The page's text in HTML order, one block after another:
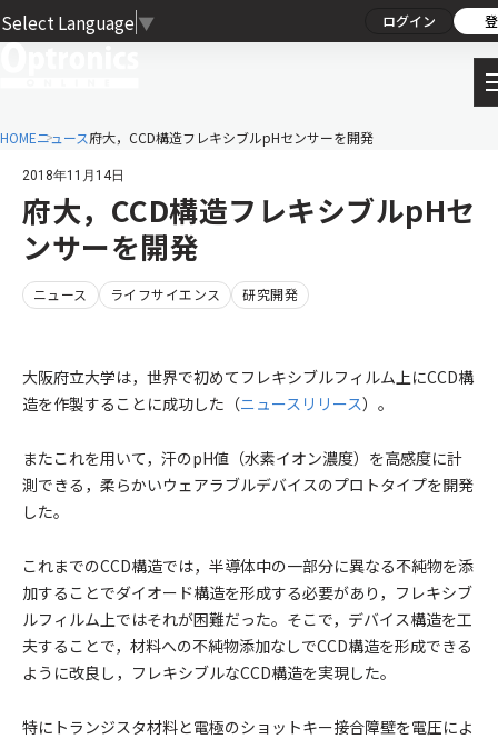
Select Language ▼ ログイン
HOMEニュース府大，CCD構造フレキシブルpHセンサーを開発
2018年11月14日
府大，CCD構造フレキシブルpHセ
ンサーを開発
ニュース ライフサイエンス 研究開発
大阪府立大学は，世界で初めてフレキシブルフィルム上にCCD構
造を作製することに成功した（ニュースリリース）。
またこれを用いて，汗のpH値（水素イオン濃度）を高感度に計
測できる，柔らかいウェアラブルデバイスのプロトタイプを開発
した。
これまでのCCD構造では，半導体中の一部分に異なる不純物を添
加することでダイオード構造を形成する必要があり，フレキシブ
ルフィルム上ではそれが困難だった。そこで，デバイス構造を工
夫することで，材料への不純物添加なしでCCD構造を形成できる
ように改良し，フレキシブルなCCD構造を実現した。
特にトランジスタ材料と電極のショットキー接合障壁を電圧によ